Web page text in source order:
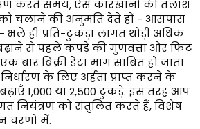
करते समय, ऐसे कारखानों की तलाश
चलाने की अनुमति देते हों - आसपास
भले ही प्रति-टुकड़ा लागत थोड़ी अधिक
से पहले कपड़े की गुणवत्ता और फिट
बिक्री डेटा मांग साबित हो जाता
के लिए अर्हता प्राप्त करने के
1,000 या 2,500 टुकड़े. इस तरह आप
नियंत्रण को संतुलित करते हैं, विशेष
चरणों में.